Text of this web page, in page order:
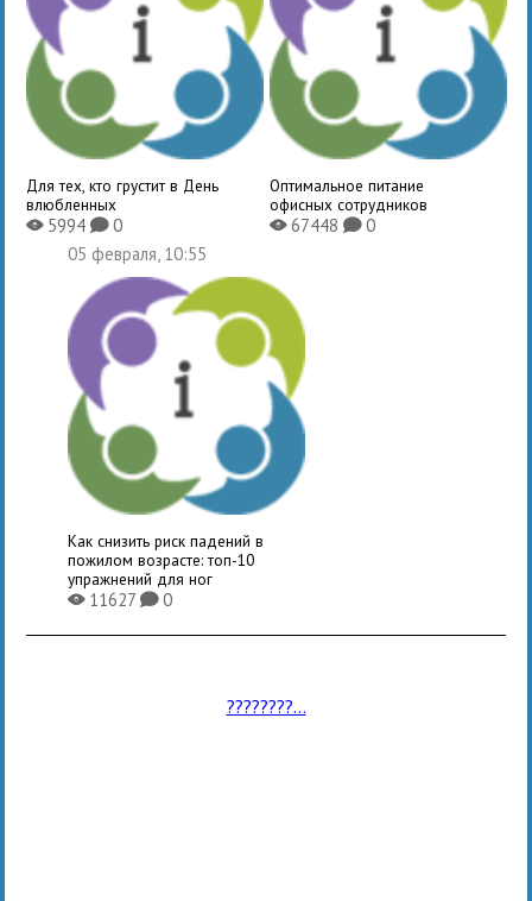
Для тех, кто грустит в День
влюбленных
X5994K0
Оптимальное питание
офисных сотрудников
X67448 K0
05 февраля, 10:55
Как снизить риск падений в
пожилом возрасте: топ-10
упражнений для ног
X11627K0
????????...